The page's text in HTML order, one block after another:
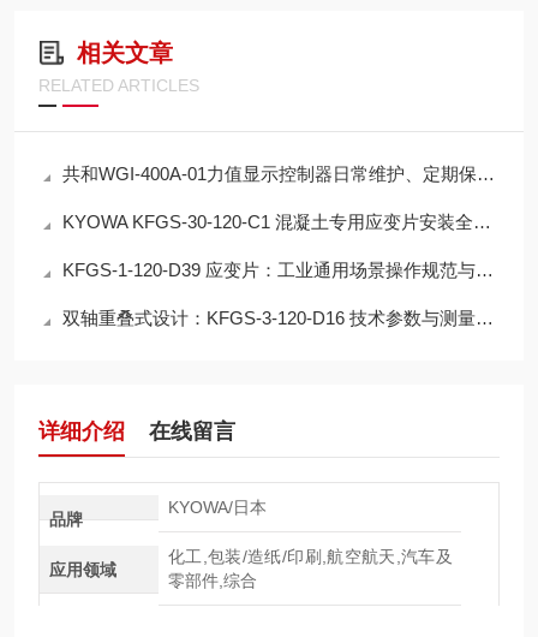
相关文章
RELATED ARTICLES
共和WGI-400A-01力值显示控制器日常维护、定期保养与维修注意事项
KYOWA KFGS-30-120-C1 混凝土专用应变片安装全流程
KFGS-1-120-D39 应变片：工业通用场景操作规范与测量案例分享
双轴重叠式设计：KFGS-3-120-D16 技术参数与测量优势
详细介绍 在线留言
品牌
KYOWA/日本
应用领域
化工,包装/造纸/印刷,航空航天,汽车及
零部件,综合